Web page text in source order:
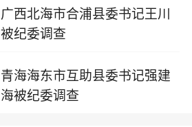
广西北海市合浦县委书记王川
被纪委调查
青海海东市互助县委书记强建
海被纪委调查